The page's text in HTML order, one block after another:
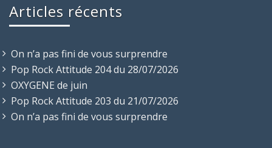
Articles récents
On n’a pas fini de vous surprendre
Pop Rock Attitude 204 du 28/07/2026
OXYGENE de juin
Pop Rock Attitude 203 du 21/07/2026
On n’a pas fini de vous surprendre